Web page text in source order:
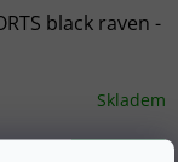
black raven -
Skladem